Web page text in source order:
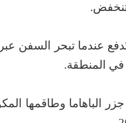
عندما تبحر السفن عبر
في المنطقة.